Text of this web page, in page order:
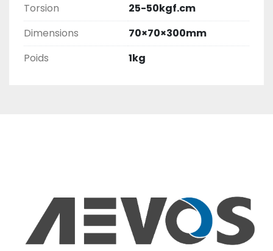
Torsion
25-50kgf.cm
Dimensions
70×70×300mm
Poids
1kg